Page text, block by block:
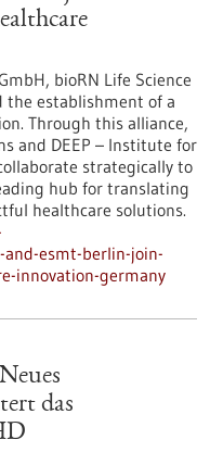
bioRN Life Science
the establishment of a
Through this alliance,
and DEEP – Institute for
strategically to
hub for translating
healthcare solutions.
esmt-berlin-join-
innovation-germany
das